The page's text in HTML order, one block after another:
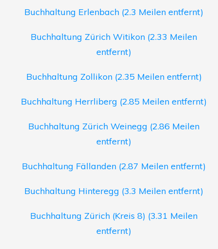
Buchhaltung Erlenbach (2.3 Meilen entfernt)
Buchhaltung Zürich Witikon (2.33 Meilen
entfernt)
Buchhaltung Zollikon (2.35 Meilen entfernt)
Buchhaltung Herrliberg (2.85 Meilen entfernt)
Buchhaltung Zürich Weinegg (2.86 Meilen
entfernt)
Buchhaltung Fällanden (2.87 Meilen entfernt)
Buchhaltung Hinteregg (3.3 Meilen entfernt)
Buchhaltung Zürich (Kreis 8) (3.31 Meilen
entfernt)